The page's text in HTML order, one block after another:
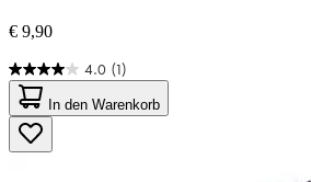
€ 9,90
4.0 (1)
4.0
von
5
Sternen.
1
In den Warenkorb